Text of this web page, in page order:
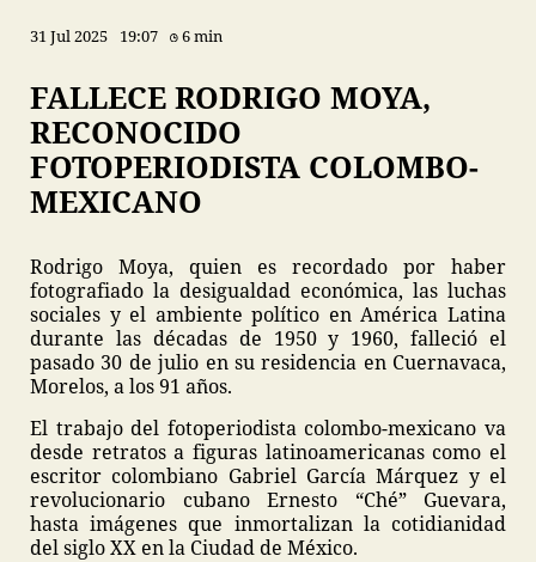
31 Jul 2025 19:07 6 min
FALLECE RODRIGO MOYA,
RECONOCIDO
FOTOPERIODISTA COLOMBO-
MEXICANO
Rodrigo Moya, quien es recordado por haber
fotografiado la desigualdad económica, las luchas
sociales y el ambiente político en América Latina
durante las décadas de 1950 y 1960, falleció el
pasado 30 de julio en su residencia en Cuernavaca,
Morelos, a los 91 años.
El trabajo del fotoperiodista colombo-mexicano va
desde retratos a figuras latinoamericanas como el
escritor colombiano Gabriel García Márquez y el
revolucionario cubano Ernesto “Ché” Guevara,
hasta imágenes que inmortalizan la cotidianidad
del siglo XX en la Ciudad de México.